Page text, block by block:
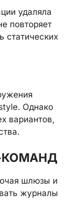
удаляла
повторяет
статических
Однако
вариантов,
КОМАНД
шлюзы и
журналы